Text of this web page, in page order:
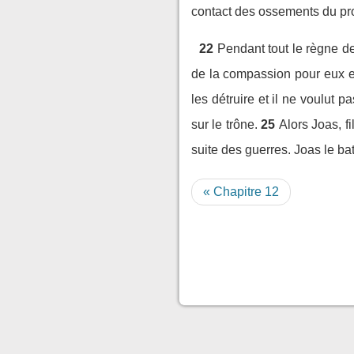
contact des ossements du
22 Pendant tout le règne
de la compassion pour eux
les détruire et il ne voulut
sur le trône. 25 Alors Joas,
suite des guerres. Joas le
« Chapitre 12